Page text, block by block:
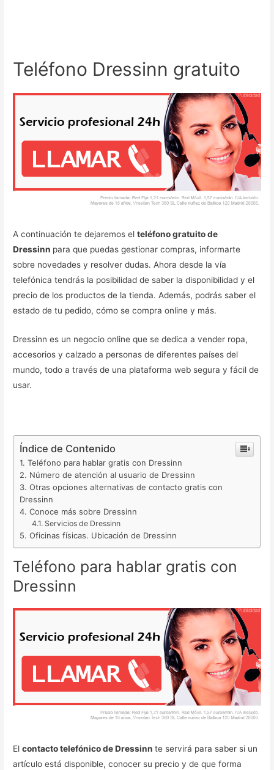
Teléfono Dressinn gratuito
A continuación te dejaremos elteléfono gratuito de
Dressinn para que puedas gestionar compras, informarte
sobre novedades y resolver dudas. Ahora desde la vía
telefónica tendrás la posibilidad de saber la disponibilidad y el
precio de los productos de la tienda. Además, podrás saber el
estado de tu pedido, cómo se compra online y más.
Dressinn es un negocio online que se dedica a vender ropa,
accesorios y calzado a personas de diferentes países del
mundo, todo a través de una plataforma web segura y fácil de
usar.
Índice de Contenido
Teléfono para hablar gratis con Dressinn
Número de atención al usuario de Dressinn
Otras opciones alternativas de contacto gratis con
Dressinn
Conoce más sobre Dressinn
Servicios de Dressinn
Oficinas físicas. Ubicación de Dressinn
Teléfono para hablar gratis con
Dressinn
Elcontacto telefónico de Dressinnte servirá para saber si un
artículo está disponible, conocer su precio y de que forma